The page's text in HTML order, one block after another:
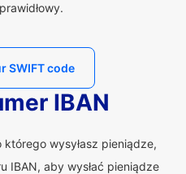
SWIFT code
IBAN
wysyłasz pieniądze,
IBAN, aby wysłać pieniądze